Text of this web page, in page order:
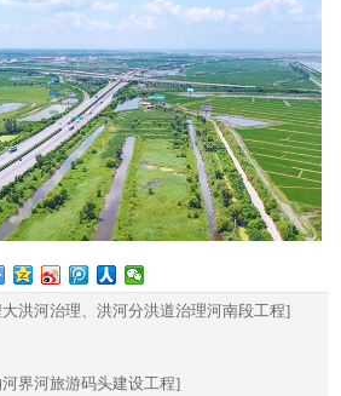
洪河治理、洪河分洪道治理河南段工程]
界河旅游码头建设工程]